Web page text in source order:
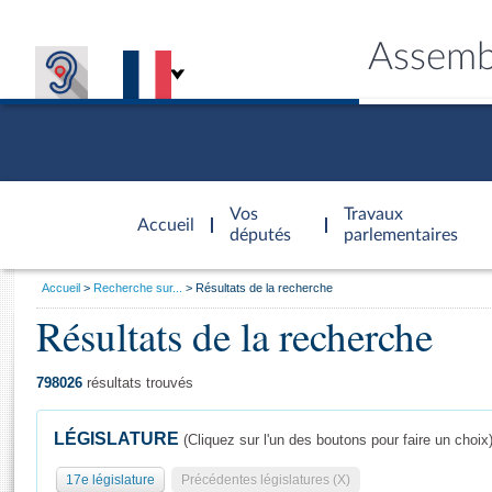
Accueil
d'accueil
Vos
députés
Travaux
parlementaires
Général
Vous
Accueil Recherche sur... Résultats de la recherche
Résultats de la recherche
798026 résultats trouvés
LÉGISLATURE (Cliquez sur l'un des boutons pour faire un choix)
17e législature Précédentes législatures (X)